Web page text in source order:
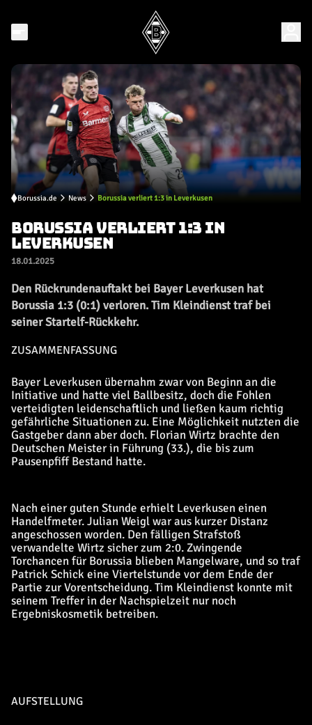
Borussia.de News Borussia verliert 1:3 in Leverkusen
BORUSSIA VERLIERT 1:3 IN
LEVERKUSEN
18.01.2025
Den Rückrundenauftakt bei Bayer Leverkusen hat
Borussia 1:3 (0:1) verloren. Tim Kleindienst traf bei
seiner Startelf-Rückkehr.
ZUSAMMENFASSUNG
Bayer Leverkusen übernahm zwar von Beginn an die
Initiative und hatte viel Ballbesitz, doch die Fohlen
verteidigten leidenschaftlich und ließen kaum richtig
gefährliche Situationen zu. Eine Möglichkeit nutzten die
Gastgeber dann aber doch. Florian Wirtz brachte den
Deutschen Meister in Führung (33.), die bis zum
Pausenpfiff Bestand hatte.
Nach einer guten Stunde erhielt Leverkusen einen
Handelfmeter. Julian Weigl war aus kurzer Distanz
angeschossen worden. Den fälligen Strafstoß
verwandelte Wirtz sicher zum 2:0. Zwingende
Torchancen für Borussia blieben Mangelware, und so traf
Patrick Schick eine Viertelstunde vor dem Ende der
Partie zur Vorentscheidung. Tim Kleindienst konnte mit
seinem Treffer in der Nachspielzeit nur noch
Ergebniskosmetik betreiben.
AUFSTELLUNG